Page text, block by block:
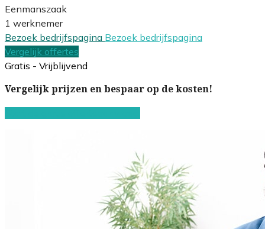
Eenmanszaak
1 werknemer
Bezoek bedrijfspagina Bezoek bedrijfspagina
Vergelijk offertes
Gratis - Vrijblijvend
Vergelijk prijzen en bespaar op de kosten!